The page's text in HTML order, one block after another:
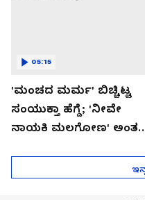
'ಮಂಚದ ಮರ್ಮ' ಬಿಚ್ಚಿಟ್ಟ
ಸಂಯುಕ್ತಾ ಹೆಗ್ಡೆ; 'ನೀವೇ
ನಾಯಕಿ ಮಲಗೋಣ' ಅಂತ
05:15